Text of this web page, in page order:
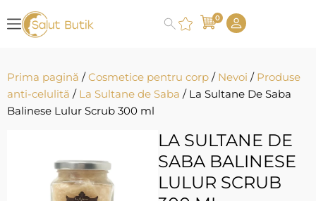
0
Prima pagină /Cosmetice pentru corp / Nevoi / Produse
anti-celulită / La Sultane de Saba / La Sultane De Saba
Balinese Lulur Scrub 300 ml
LA SULTANE DE
SABA BALINESE
LULUR SCRUB